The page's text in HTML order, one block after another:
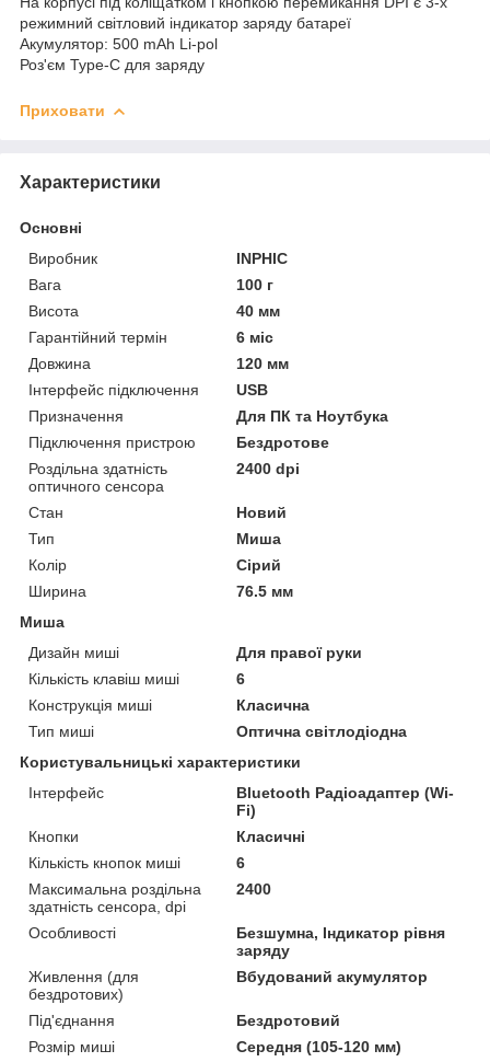
режимний світловий індикатор заряду батареї
Акумулятор: 500 mAh Li-pol
Роз'єм Type-C для заряду
Приховати
Характеристики
Основні
Виробник
INPHIC
Вага
100 г
Висота
40 мм
Гарантійний термін
6 міс
Довжина
120 мм
Інтерфейс підключення
USB
Призначення
Для ПК та Ноутбука
Підключення пристрою
Бездротове
Роздільна здатність
оптичного сенсора
2400 dpi
Стан
Новий
Тип
Миша
Колір
Сірий
Ширина
76.5 мм
Миша
Дизайн миші
Для правої руки
Кількість клавіш миші
6
Конструкція миші
Класична
Тип миші
Оптична світлодіодна
Користувальницькі характеристики
Інтерфейс
Bluetooth Радіоадаптер (Wi-
Fi)
Кнопки
Класичні
Кількість кнопок миші
6
Максимальна роздільна
здатність сенсора, dpi
2400
Особливості
Безшумна, Індикатор рівня
заряду
Живлення (для
бездротових)
Вбудований акумулятор
Під'єднання
Бездротовий
Розмір миші
Середня (105-120 мм)